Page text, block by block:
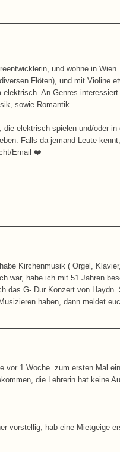
und wohne in
Flöten), und mit Violine
An Genres
sowie Romantik.
elektrisch spielen und/oder
Falls da jemand Leute
Email ❤️
Kirchenmusik ( Orgel,
war, habe ich mit 51 Jahren
das G- Dur Konzert von
haben, dann meldet
vor 1 Woche zum ersten Mal
die Lehrerin hat keine
vorstellig, hab eine Mietgeige